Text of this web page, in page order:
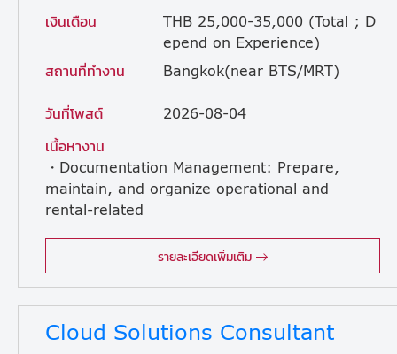
เงินเดือน
THB 25,000-35,000 (Total ; D
epend on Experience)
สถานที่ทำงาน
Bangkok(near BTS/MRT)
วันที่โพสต์
2026-08-04
เนื้อหางาน
・Documentation Management: Prepare,
maintain, and organize operational and
rental-related
รายละเอียดเพิ่มเติม
Cloud Solutions Consultant